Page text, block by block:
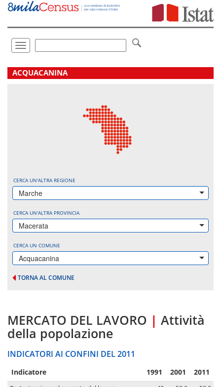
Vai
direttamente
Toggle
navigation
.
ACQUACANINA
CERCA UN'ALTRA REGIONE
Marche
CERCA UN'ALTRA PROVINCIA
Macerata
CERCA UN COMUNE
Acquacanina
TORNA AL COMUNE
MERCATO DEL LAVORO | Attività
della popolazione
INDICATORI AI CONFINI DEL 2011
Indicatore 1991 2001 2011